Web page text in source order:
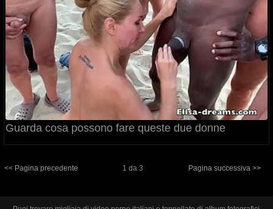
Guarda cosa possono fare queste due donne
<< Pagina precedente 1 da 3 Pagina successiva >>